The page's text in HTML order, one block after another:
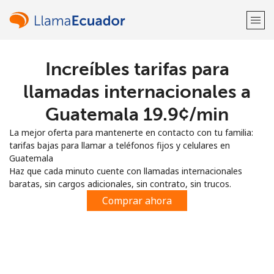
¡Bienvenido!
Regístrate con
o
Increíbles tarifas para
llamadas internacionales a
Guatemala ⁦19.9¢⁩/min
La mejor oferta para mantenerte en contacto con tu familia:
tarifas bajas para llamar a teléfonos fijos y celulares en
Guatemala
Haz que cada minuto cuente con llamadas internacionales
baratas, sin cargos adicionales, sin contrato, sin trucos.
Comprar ahora